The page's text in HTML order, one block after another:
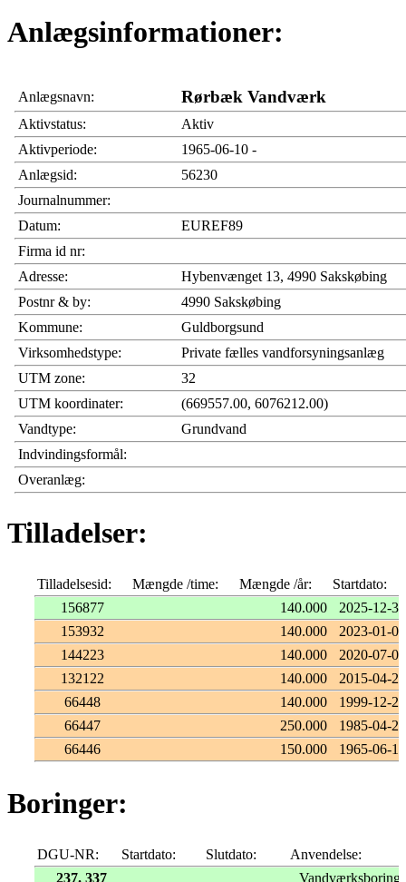
Anlægsinformationer:
Anlægsnavn: Rørbæk Vandværk
Aktivstatus:
Aktiv
Aktivperiode:
1965-06-10 -
Anlægsid:
56230
Journalnummer:
Datum:
EUREF89
Firma id nr:
Adresse:
Hybenvænget 13, 4990 Sakskøbing
Postnr & by:
4990 Sakskøbing
Kommune:
Guldborgsund
Virksomhedstype:
Private fælles vandforsyningsanlæg
UTM zone:
32
UTM koordinater:
(669557.00, 6076212.00)
Vandtype:
Grundvand
Indvindingsformål:
Overanlæg:
Tilladelser:
Tilladelsesid: Mængde /time: Mængde /år:
Startdato:
156877
140.000
2025-12-31
153932
140.000
2023-01-01
144223
140.000
2020-07-02
132122
140.000
2015-04-23
66448
140.000
1999-12-29
66447
250.000
1985-04-22
66446
150.000 1965-06-10
Boringer:
DGU-NR: Startdato: Slutdato:
Anvendelse:
237. 337
Vandværksboring